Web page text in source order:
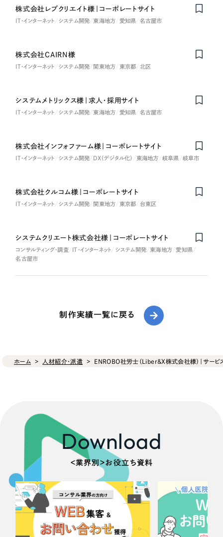
株式会社レブクリエイト様｜コーポレートサイト
IT・インターネット システム開発 東海地方 愛知県 名古屋市
株式会社CAIRN様
IT・インターネット システム開発 関東地方 東京都 北区
システムメトリックス様｜求人・採用サイト
IT・インターネット システム開発 東海地方 愛知県 名古屋市
株式会社インフォファーム様｜コーポレートサイト
IT・インターネット システム開発 DX（デジタル化） 東海地方 岐阜県 岐阜市
Nominee
株式会社クルコム様｜コーポレートサイト
IT・インターネット システム開発 関東地方 東京都 台東区
システムクリエート株式会社様｜コーポレートサイト
コンサルティング・調査 IT・インターネット システム開発 東海地方
愛知県
名古屋市
制作実績一覧に戻る
ホーム 人材紹介・派遣 ENROBO社労士（Liber&X株式会社様）｜サービ
Download
＜業界別＞お役立ち資料